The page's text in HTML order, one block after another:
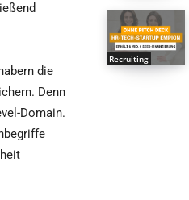
die
Denn
Domain.
Recruiting